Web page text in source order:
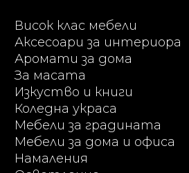
Висок клас мебели
Аксесоари за интериора
Аромати за дома
За масата
Изкуство и книги
Коледна украса
Мебели за градината
Мебели за дома и офиса
Намаления